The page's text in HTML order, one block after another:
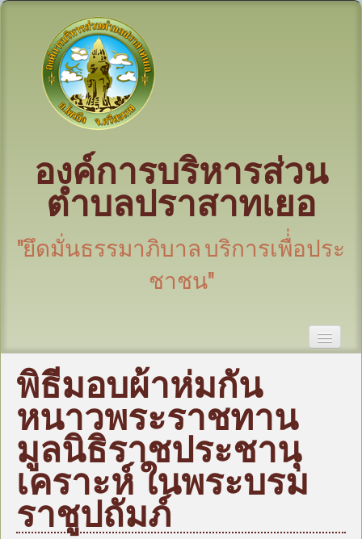
องค์การบริหารส่วน
ตำบลปราสาทเยอ
"ยึดมั่นธรรมาภิบาล บริการเพื่่อประ
ชาชน"
หน้าแรก
บุคลากร
ข้อมูลหน่วยงาน
กฎหมาย/ระเบียบ/คู่มือ
ข่าวสาร อบต.
แผน
ภารกิจ/กิจกรรม
พิธีมอบผ้าห่มกัน
หนาวพระราชทาน
มูลนิธิราชประชานุ
เคราะห์ ในพระบรม
ราชูปถัมภ์